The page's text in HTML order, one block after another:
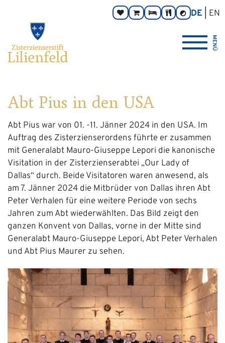
SpendenOnline-ZimmerTaverneKontrast
umschalten
DE
EN
Zisterzienserstift
Lilienfeld
verlinkt
MENÜ
Abt Pius in den USA
Abt Pius war von 01. -11. Jänner 2024 in den USA. Im
Auftrag des Zisterzienserordens führte er zusammen
mit Generalabt Mauro-Giuseppe Lepori die kanonische
Visitation in der Zisterzienserabtei „Our Lady of
Dallas“ durch. Beide Visitatoren waren anwesend, als
am 7. Jänner 2024 die Mitbrüder von Dallas ihren Abt
Peter Verhalen für eine weitere Periode von sechs
Jahren zum Abt wiederwählten. Das Bild zeigt den
ganzen Konvent von Dallas, vorne in der Mitte sind
Generalabt Mauro-Giuseppe Lepori, Abt Peter Verhalen
und Abt Pius Maurer zu sehen.